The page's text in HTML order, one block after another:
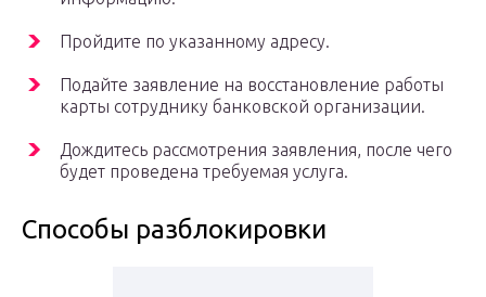
Пройдите по указанному адресу.
Подайте заявление на восстановление работы
карты сотруднику банковской организации.
Дождитесь рассмотрения заявления, после чего
будет проведена требуемая услуга.
Способы разблокировки